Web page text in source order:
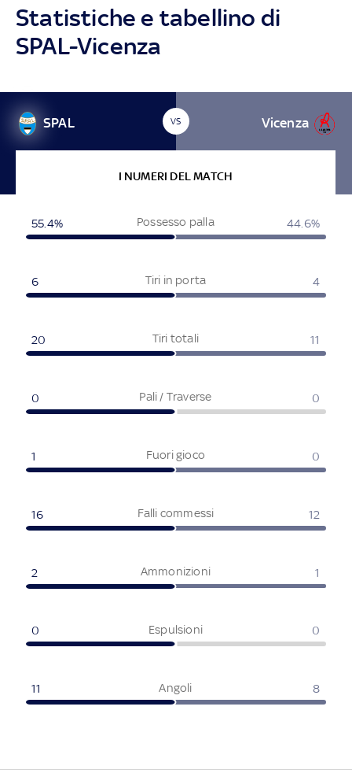
Statistiche e tabellino di
SPAL-Vicenza
SPAL VS Vicenza
I NUMERI DEL MATCH
Possesso palla
55.4% 44.6%
Tiri in porta
6 4
Tiri totali
20 11
Pali / Traverse
0 0
Fuori gioco
1 0
Falli commessi
16 12
Ammonizioni
2 1
Espulsioni
0 0
Angoli
11 8